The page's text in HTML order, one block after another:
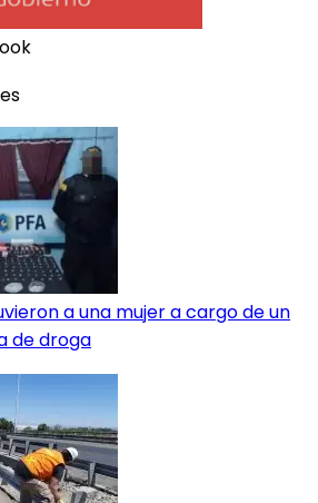
a una mujer a cargo de un
de droga